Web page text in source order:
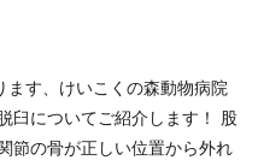
ます、けいこくの森動物病院
臼についてご紹介します！ 股
節の骨が正しい位置から外れ